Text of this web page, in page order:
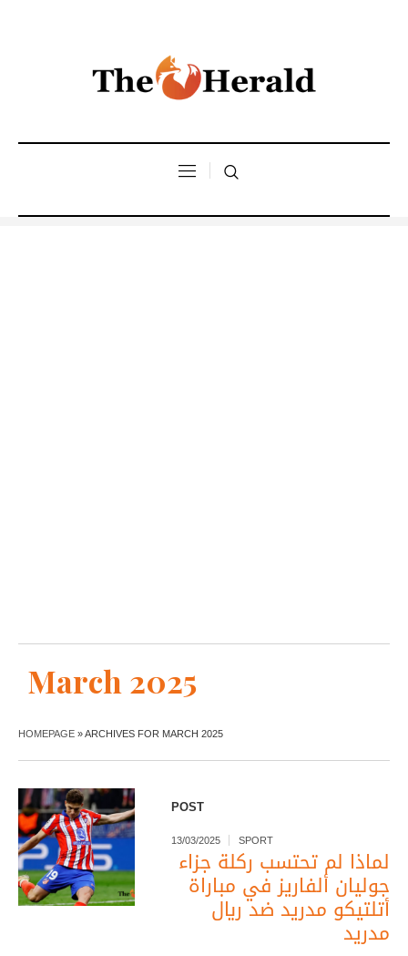
March 2025
HOMEPAGE »ARCHIVES FOR MARCH 2025
POST
13/03/2025 SPORT
لماذا لم تحتسب ركلة جزاء
جوليان ألفاريز في مباراة
أتلتيكو مدريد ضد ريال
مدريد